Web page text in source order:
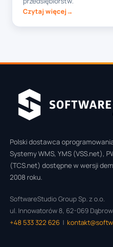
Czytaj więcej
Polski dostawca
Systemy WMS, YMS (VSS.net),
(TCS.net) dostępne w wersji
2008 roku.
SoftwareStudio Group Sp. z o.o.
ul. Innowatorów 8, 62-069
+48 533 322 626 |